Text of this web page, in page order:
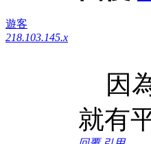
遊客
218.103.145.x
因
就有